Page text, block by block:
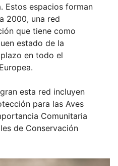
Estos espacios forman
2000, una red
que tiene como
estado de la
en todo el
esta red incluyen
para las Aves
Comunitaria
de Conservación